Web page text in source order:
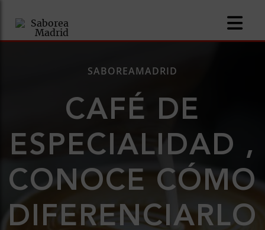
SABOREAMADRID
CAFÉ DE
ESPECIALIDAD ,
CONOCE CÓMO
DIFERENCIARLO